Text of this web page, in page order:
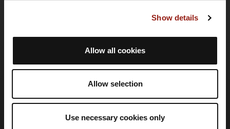
Show details
Allow all cookies
Allow selection
Use necessary cookies only
Offre PRO Destinations
Aide